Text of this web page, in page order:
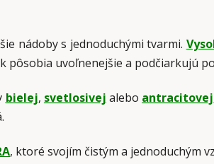
nádoby s jednoduchými tvarmi.
pôsobia uvoľnenejšie a podčiarkujú
bielej, svetlosivej alebo antracitovej
, ktoré svojím čistým a jednoduchým